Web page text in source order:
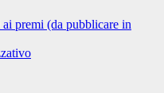
premi (da pubblicare in